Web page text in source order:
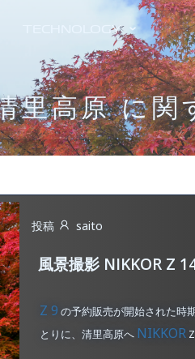
TECHNOLOGY
里高原 に関
投稿 saito
風景撮影 NIKKOR Z
Z 9 の予約販売が開始された時
とりに、清里高原へ NIKKOR